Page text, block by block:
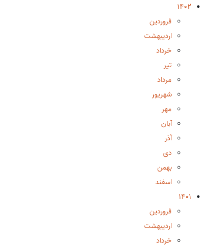
1402
فروردین
اردیبهشت
خرداد
تیر
مرداد
شهریور
مهر
آبان
آذر
دی
بهمن
اسفند
1401
فروردین
اردیبهشت
خرداد